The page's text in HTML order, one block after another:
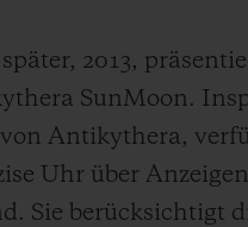
2013,
SunMoon.
Antikythera,
Uhr über
Sie berücksichtigt